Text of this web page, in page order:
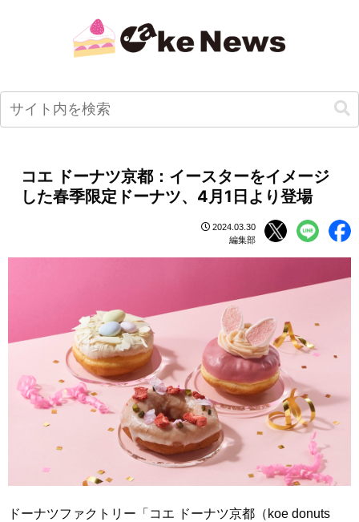
コエ ドーナツ京都：イースターをイメージ
した春季限定ドーナツ、4月1日より登場
2024.03.30
編集部
ドーナツファクトリー「コエ ドーナツ京都（koe donuts